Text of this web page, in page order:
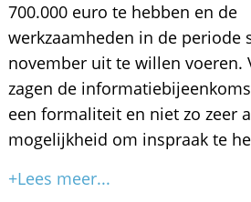
700.000 euro te hebben en de
werkzaamheden in de periode
november uit te willen voeren.
zagen de
een formaliteit en niet zo zeer
mogelijkheid om inspraak te
+Lees meer...